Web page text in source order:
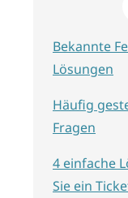
Bekannte
Lösungen
Häufig
Fragen
4 einfache
Sie ein